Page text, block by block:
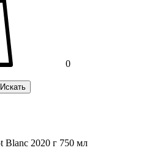
0
Искать
Blanc 2020 г 750 мл